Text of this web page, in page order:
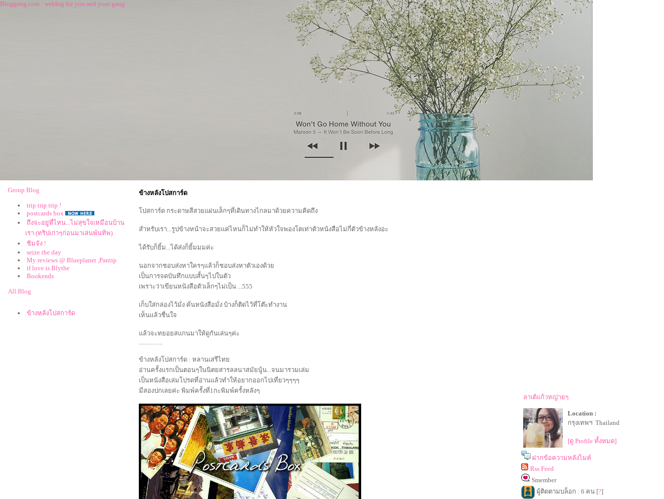
Bloggang.com : weblog for you and your gang
Group Blog
trip trip trip !
postcards box
ถึงจะอยู่ที่ไหน...ไม่สุขใจเหมือนบ้าน
เรา (ทริปเก่าๆก่อนมาเล่นพันทิพ)
ชิมจัง !
seize the day
My reviews @ Blueplanet ,Pantip
if love is Blythe
Bookends
All Blog
ข้างหลังโปสการ์ด
ข้างหลังโปสการ์ด
ปสการ์ด กระดาษสีสวยแผ่นเล็กๆที่เดินทางไกลมาด้วยความคิดถึง
สำหรับเรา...รูปข้างหน้าจะสวยแค่ไหนก็ไม่ทำให้หัวใจพองโตเท่าตัวหนังสือไม่กี่ตัวข้างหลังอะ
ได้รับก็ยิ้ม...ได้ส่งก็ยิ้มมมค่ะ
นอกจากชอบส่งหาใครๆแล้วก็ชอบส่งหาตัวเองด้ว
เป็นการจดบันทึกแบบสั้นๆไปในตัว
เพราะว่าเขียนหนังสือตัวเล็กๆไม่เป็น ...555
เก็บใส่กล่องไว้มั่ง คั่นหนังสือมั่ง บ้างก็ติดไว้ที่โต๊ะทำงาน
เห็นแล้วชื่นใจ
ล้วจะทยอยสแกนมาให้ดูกันเล่นๆค่ะ
................
ข้างหลังโปสการ์ด : หลานเสรีไท
อ่านครั้งแรกเป็นตอนๆในนิตยสารลลนาสมัยนู้น...จนมารวมเล่ม
เป็นหนังสือเล่มโปรดที่อ่านแล้วทำให้อยากออกไปเที่ยวๆๆๆๆ
มีสองปกเลยค่ะ พิมพ์ครั้งที่1กะพิมพ์ครั้งหลังๆ
ลาเต้แก้วหญ่ายๆ
Location :
กรุงเทพฯ Thailand
[ดู Profile ทั้งหมด]
ฝากข้อความหลังไมค์
Rss Feed
Smember
ผู้ติดตามบล็อก : 6 คน [?]